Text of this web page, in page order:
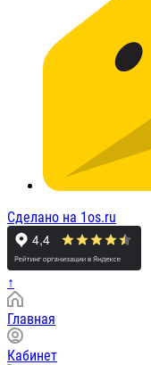
Сделано на 1os.ru
↑
Главная
Кабинет